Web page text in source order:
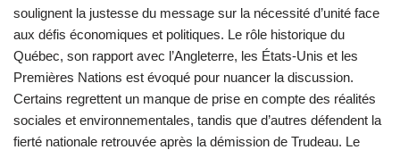
soulignent la justesse du message sur la nécessité d’unité face
aux défis économiques et politiques. Le rôle historique du
Québec, son rapport avec l’Angleterre, les États-Unis et les
Premières Nations est évoqué pour nuancer la discussion.
Certains regrettent un manque de prise en compte des réalités
sociales et environnementales, tandis que d’autres défendent la
fierté nationale retrouvée après la démission de Trudeau. Le